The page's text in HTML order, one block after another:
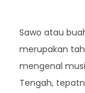
Sawo atau
merupakan
mengenal
Tengah,